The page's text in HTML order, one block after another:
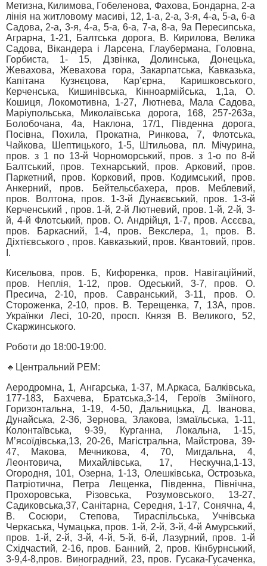
Метизна, Килимова, Гобеленова, Фахова, Бондарна, 2-а
лінія на житловому масиві, 12, 1-а, 2-а, 3-я, 4-а, 5-а, 6-а
Садова, 2-а, 3-я, 4-а, 5-а, 6-а, 7-а, 8-а, 9а Пересипська,
Аграрна, 1-21, Балтська дорога, В. Кирилова, Велика
Садова, Вікандера і Ларсена, Глаубермана, Головна,
Горбиста, 1- 15, Дзвінка, Долинська, Донецька,
Жевахова, Жевахова гора, Закарпатська, Кавказька,
Капітана Кузнєцова, Кар’єрна, Каришковського,
Керченська, Кишинівська, Кінноармійська, 1,1а, О.
Кошиця, Локомотивна, 1-27, Лютнева, Мала Садова,
Маріупольська, Миколаївська дорога, 168, 257-263а,
Болобочана, 4а, Наклона, 17/1, Південна дорога,
Посівна, Похила, Прокатна, Ринкова, 7, Флотська,
Чайкова, Шептицького, 1-5, Штильова, пл. Мічурина,
пров. з 1 по 13-й Чорноморський, пров. з 1-о по 8-й
Балтський, пров. Технарський, пров. Арковий, пров.
Паркетний, пров. Корковий, пров. Кодимський, пров.
Анкерний, пров. Бейтельсбахера, пров. Меблевий,
пров. Волтона, пров. 1-3-й Дунаєвський, пров. 1-3-й
Керченський , пров. 1-й, 2-й Лютневий, пров. 1-й, 2-й, 3-
й, 4-й Флотський, пров. О. Андрійця, 1-7, пров. Асєєва,
пров. Баркасний, 1-4, пров. Векслера, 1, пров. В.
Діхтієвського , пров. Кавказький, пров. Квантовий, пров.
І.
Кисельова, пров. Б, Кифоренка, пров. Навігаційний,
пров. Неплія, 1-12, пров. Одеський, 3-7, пров. О.
Пресича, 2-10, пров. Савранський, 3-11, пров. О.
Стороженка, 2-10, пров. В. Терещенка, 7, 13А, пров.
Українки Лесі, 10-20, просп. Князя В. Великого, 52,
Скаржинського.
Роботи до 18:00-19:00.
🔸Центральний РЕМ:
Аеродромна, 1, Ангарська, 1-37, М.Аркаса, Балківська,
177-183, Бахчева, Братська,3-14, Героїв Зміїного,
Горизонтальна, 1-19, 4-50, Дальницька, Д. Іванова,
Дунайська, 2-36, Зернова, Злакова, Ізмаїльська, 1-11,
Колонтаївська, 9-39, Курганна, Локальна, 1-15,
М’ясоїдівська,13, 20-26, Магістральна, Майстрова, 39-
47, Макова, Мечникова, 4, 70, Мигдальна, 4,
Леонтовича, Михайлівська, 17, Нескучна,1-13,
Огородня, 101, Озерна, 1-13, Олешківська, Острозька,
Патріотична, Петра Лещенка, Південна, Північна,
Прохоровська, Різовська, Розумовського, 13-27,
Садиковська,37, Санітарна, Середня, 1-17, Сонячна, 4,
В. Сосюри, Степова, Тираспільська, Учнівська
Черкаська, Чумацька, пров. 1-й, 2-й, 3-й, 4-й Амурський,
пров. 1-й, 2-й, 3-й, 4-й, 5-й, 6-й, Лазурний, пров. 1-й
Східчастий, 2-16, пров. Банний, 2, пров. Кінбурнський,
3-9,4-8,пров. Виноградний, 23, пров. Гусака-Гусаченка,